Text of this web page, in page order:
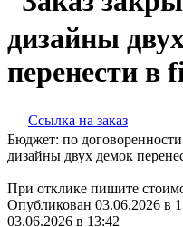
дизайны
перенести в
Ссылка на заказ
Бюджет: по договоренности
дизайны двух демок
При отклике пишите
Опубликован 03.06.2026 в
03.06.2026 в 13:42